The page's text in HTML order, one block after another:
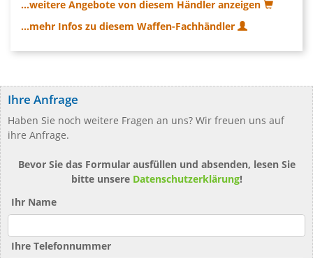
...weitere Angebote von diesem Händler anzeigen
...mehr Infos zu diesem Waffen-Fachhändler
Ihre Anfrage
Haben Sie noch weitere Fragen an uns? Wir freuen uns auf
ihre Anfrage.
Bevor Sie das Formular ausfüllen und absenden, lesen Sie
bitte unsere Datenschutzerklärung!
Ihr Name
Ihre Telefonnummer